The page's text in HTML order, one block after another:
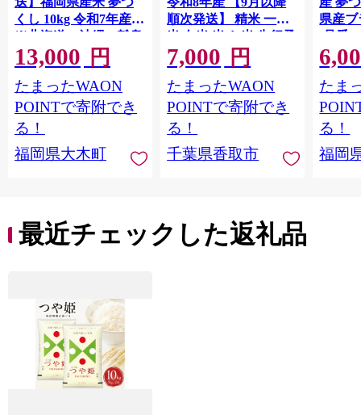
くし 10kg 令和7年産
※北海道・沖縄・離島
は配送不可 |【精米 単
一米 単一原料米 7年産
国産 お米 ブランド米
5kg × 2 ゆめつくし】
CY009_01
13,000 円
たまったWAON
POINTで寄附でき
る！
福岡県大木町
順次発送】 精米 一等
米 白米 米 お米 先行予
約 数量 限定 こしひか
り 5キロ 米5kg ごはん
こめ コメ はくまい お
米マイスター 厳選 予
約 白飯 ※ okome kome
おむすび おにぎり 国
産 飯 おこめ 取り寄せ
7,000 円
たまったWAON
POINTで寄附でき
る！
千葉県香取市
県産ブ
(品番
たま
る！
福岡
最近チェックした返礼品